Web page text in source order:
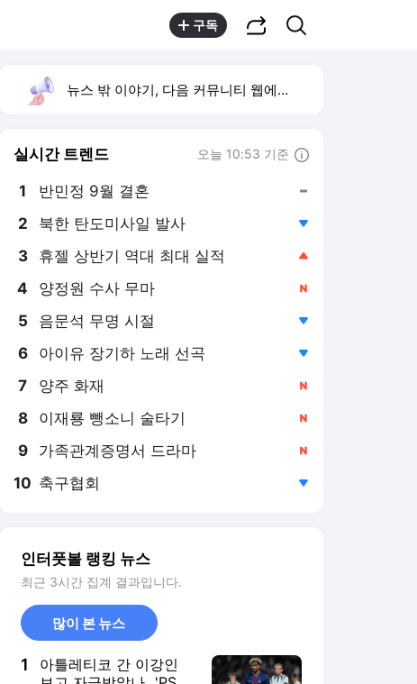
구독
뉴스 밖 이야기, 다음 커뮤니티 웹에서 보기
실시간 트렌드 오늘 10:53 기준
1 반민정 9월 결혼
2 북한 탄도미사일 발사
3 휴젤 상반기 역대 최대 실적
4 양정원 수사 무마
5 음문석 무명 시절
6 아이유 장기하 노래 선곡
7 양주 화재
8 이재룡 뺑소니 술타기
9 가족관계증명서 드라마
10 축구협회
인터풋볼 랭킹 뉴스
최근 3시간 집계 결과입니다.
많이 본 뉴스
1
아틀레티코 간 이강인